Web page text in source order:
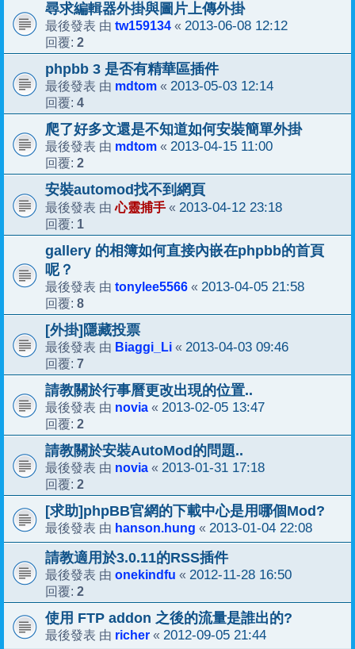
尋求編輯器外掛與圖片上傳外掛
最後發表 由 tw159134 « 2013-06-08 12:12
回覆: 2
phpbb 3 是否有精華區插件
最後發表 由 mdtom « 2013-05-03 12:14
回覆: 4
爬了好多文還是不知道如何安裝簡單外掛
最後發表 由 mdtom « 2013-04-15 11:00
回覆: 2
安裝automod找不到網頁
最後發表 由心靈捕手 « 2013-04-12 23:18
回覆: 1
gallery 的相簿如何直接內嵌在phpbb的首頁
呢？
最後發表 由 tonylee5566 « 2013-04-05 21:58
回覆: 8
[外掛]隱藏投票
最後發表 由 Biaggi_Li « 2013-04-03 09:46
回覆: 7
請教關於行事曆更改出現的位置..
最後發表 由 novia « 2013-02-05 13:47
回覆: 2
請教關於安裝AutoMod的問題..
最後發表 由 novia « 2013-01-31 17:18
回覆: 2
[求助]phpBB官網的下載中心是用哪個Mod?
最後發表 由 hanson.hung « 2013-01-04 22:08
請教適用於3.0.11的RSS插件
最後發表 由 onekindfu « 2012-11-28 16:50
回覆: 2
使用 FTP addon 之後的流量是誰出的?
最後發表 由 richer « 2012-09-05 21:44